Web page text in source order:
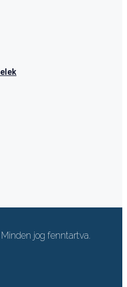
jog fenntartva.